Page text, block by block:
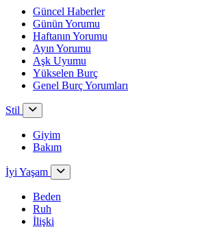
Güncel Haberler
Günün Yorumu
Haftanın Yorumu
Ayın Yorumu
Aşk Uyumu
Yükselen Burç
Genel Burç Yorumları
Stil
Giyim
Bakım
İyi Yaşam
Beden
Ruh
İlişki